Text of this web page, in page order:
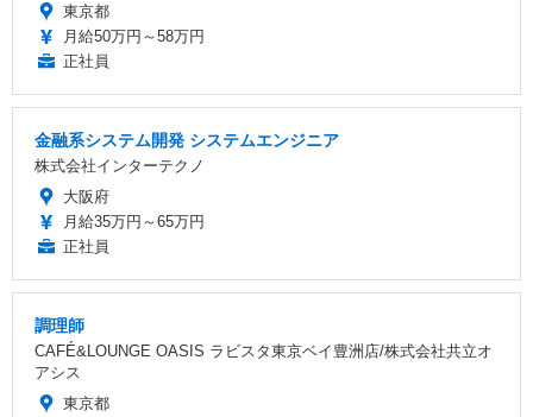
東京都
月給50万円～58万円
正社員
金融系システム開発 システムエンジニア
株式会社インターテクノ
大阪府
月給35万円～65万円
正社員
調理師
CAFÉ&LOUNGE OASIS ラビスタ東京ベイ豊洲店/株式会社共立オ
アシス
東京都